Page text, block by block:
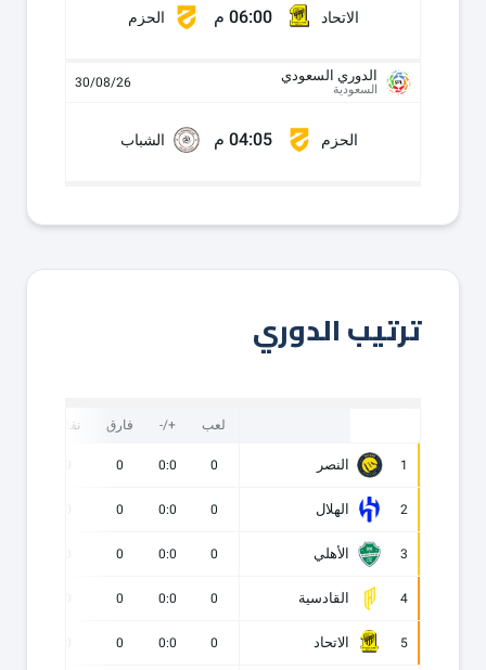
الاتحاد 06:00 م الحزم
الدوري السعودي
السعودية 30/08/26
الحزم 04:05 م الشباب
ترتيب الدوري
لعب +/- فارق نقاط
1 النصر 0
0:0
0
2 الهلال 0
0:0
0
3 الأهلي 0
0:0
0
4 القادسية 0
0:0
0
5 الاتحاد 0
0:0
0